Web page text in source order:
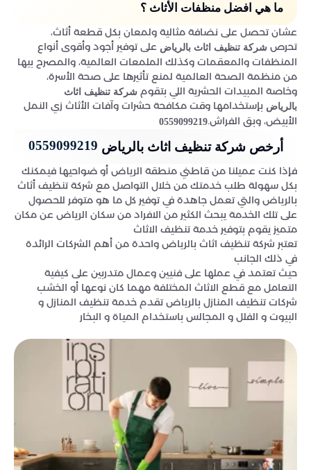
ما هي افضل منظفات الأثاث ؟
عشان تحصل على نضافة مثالية ولمعان بكل قطعة أثاث،
تحرص شركة تنظيف اثاث بالرياض على توفير أجود وأقوى أنواع
المنظفات والمعقمات وكذلك الملمعات العالمية، والمصرح بيها
من منظمة الصحة العالمية لمنع تأثيرها على صحة الأسرة،
وخاصة المبيدات الحشرية اللي بتقوم شركة تنظيف اثاث
بالرياض بإستخدامها وقت مكافحة حشرات وآفات الأثاث زي النمل
الأبيض، وبق الفراش.0559099219
أرخص شركة تنظيف اثاث بالرياض
فإذا كنت عميلنا من قاطني منطقة الرياض أو ضواحيها فيمكنك
بكل سهولة طلب خدمتك من خلال التواصل مع شركة تنظيف أثاث
بالرياض والتي تعمل جاهدة في توفير كل ما هو متوفر للحصول
على تلك الخدمة يبحث الكثير من الافراد من سكان الرياض عن مكان
متميز يقوم بتوفير خدمة تنظيف الاثاث
تعتبر شركة تنظيف اثاث بالرياض واحدة من أهم الشركات الرائدة
في ذلك الجانب
حيث تعتمد في عملها على فنيين وعمال متدربين على كيفية
التعامل مع قطع الاثاث المختلفة مهما كان نوعها أو الخشب
شركات تنظيف المنازل بالرياض تقدم خدمة تنظيف المنازل و
البيوت و الفلل و المجالس باستخدام المياة و البخار